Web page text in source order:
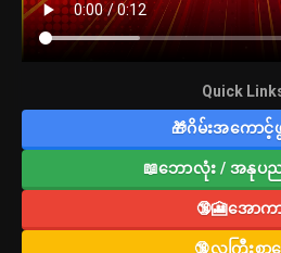
Quick
🎁ဂိမ်းအကောင့်
📖ဘောလုံး / အနုပ
🔞🎦အောက
🔞လူကြီးစာ